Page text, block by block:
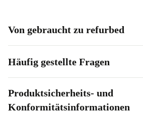
Von gebraucht zu refurbed
Häufig gestellte Fragen
Produktsicherheits- und
Konformitätsinformationen